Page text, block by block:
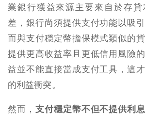
業銀行獲益來源主要來自於存
差，銀行尚須提供支付功能以吸
而與支付穩定幣擔保模式類似的
提供更高收益率且更低信用風險
益並不能直接當成支付工具，這
的利益衝突。
然而， 支付穩定幣不但不提供利